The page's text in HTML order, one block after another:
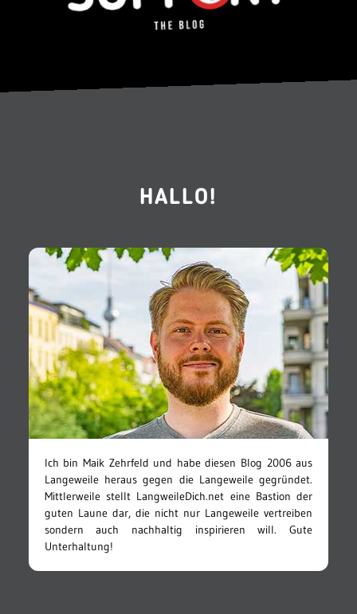
HALLO!
Ich bin Maik Zehrfeld und habe diesen Blog 2006 aus
Langeweile heraus gegen die Langeweile gegründet.
Mittlerweile stellt LangweileDich.net eine Bastion der
guten Laune dar, die nicht nur Langeweile vertreiben
sondern auch nachhaltig inspirieren will. Gute
Unterhaltung!